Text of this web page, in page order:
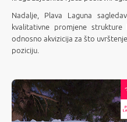
Nadalje, Plava Laguna
kvalitativne promjene
odnosno akvizicija za što
poziciju.